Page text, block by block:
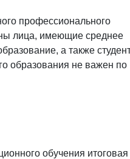
профессионального
лица, имеющие среднее
а также
образования не важен по
обучения итоговая